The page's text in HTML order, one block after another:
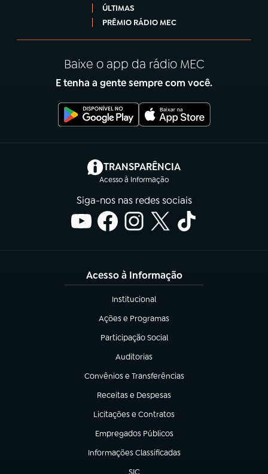
ÚLTIMAS
PRÊMIO RÁDIO MEC
Baixe o app da rádio MEC
E tenha a gente sempre com você.
TRANSPARÊNCIA
Acesso à Informação
(abre em nova aba)
Siga-nos nas redes sociais
Acesso à Informação
Institucional
(abre em nova aba)
Ações e Programas
(abre em nova aba)
Participação Social
(abre em nova aba)
Auditorias
(abre em nova aba)
Convênios e Transferências
(abre em nova aba)
Receitas e Despesas
(abre em nova aba)
Licitações e Contratos
(abre em nova aba)
Empregados Públicos
(abre em nova aba)
Informações Classificadas
(abre em nova aba)